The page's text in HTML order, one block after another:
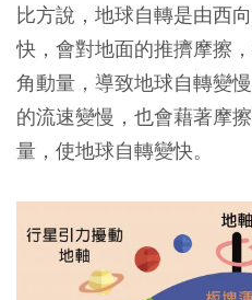
比方說，地球自轉是由西
快，會對地面的推擠摩擦
角動量，導致地球自轉變
的流速變慢，也會藉著摩
量，使地球自轉變快。